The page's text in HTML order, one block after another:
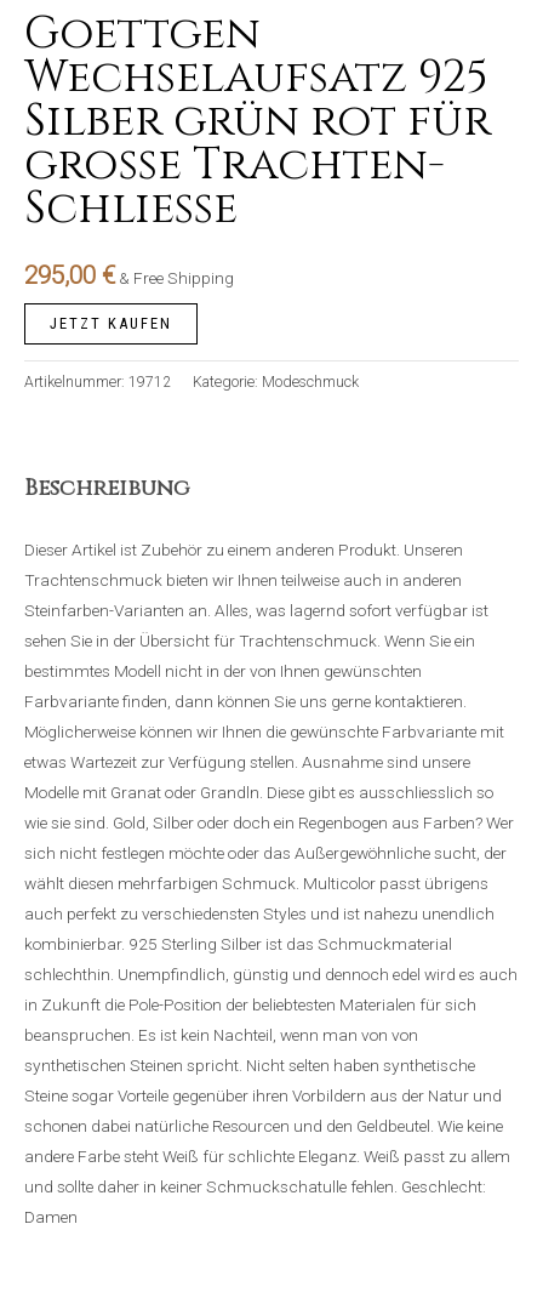
Goettgen
Wechselaufsatz 925
Silber grün rot für
grosse Trachten-
Schliesse
295,00 € & Free Shipping
JETZT KAUFEN
Artikelnummer: 19712 Kategorie: Modeschmuck
Beschreibung
Dieser Artikel ist Zubehör zu einem anderen Produkt. Unseren
Trachtenschmuck bieten wir Ihnen teilweise auch in anderen
Steinfarben-Varianten an. Alles, was lagernd sofort verfügbar ist
sehen Sie in der Übersicht für Trachtenschmuck. Wenn Sie ein
bestimmtes Modell nicht in der von Ihnen gewünschten
Farbvariante finden, dann können Sie uns gerne kontaktieren.
Möglicherweise können wir Ihnen die gewünschte Farbvariante mit
etwas Wartezeit zur Verfügung stellen. Ausnahme sind unsere
Modelle mit Granat oder Grandln. Diese gibt es ausschliesslich so
wie sie sind. Gold, Silber oder doch ein Regenbogen aus Farben? Wer
sich nicht festlegen möchte oder das Außergewöhnliche sucht, der
wählt diesen mehrfarbigen Schmuck. Multicolor passt übrigens
auch perfekt zu verschiedensten Styles und ist nahezu unendlich
kombinierbar. 925 Sterling Silber ist das Schmuckmaterial
schlechthin. Unempfindlich, günstig und dennoch edel wird es auch
in Zukunft die Pole-Position der beliebtesten Materialen für sich
beanspruchen. Es ist kein Nachteil, wenn man von von
synthetischen Steinen spricht. Nicht selten haben synthetische
Steine sogar Vorteile gegenüber ihren Vorbildern aus der Natur und
schonen dabei natürliche Resourcen und den Geldbeutel. Wie keine
andere Farbe steht Weiß für schlichte Eleganz. Weiß passt zu allem
und sollte daher in keiner Schmuckschatulle fehlen. Geschlecht:
Damen